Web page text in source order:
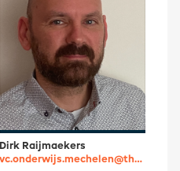
Dirk Raijmaekers
vc.onderwijs.mechelen@thomasmore.be